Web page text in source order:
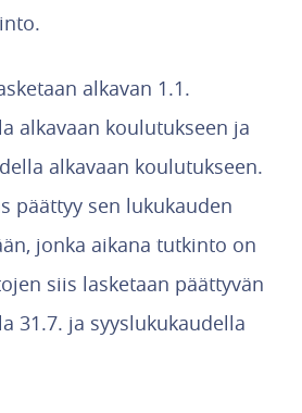
alkavan 1.1.
alkavaan koulutukseen ja
alkavaan koulutukseen.
päättyy sen lukukauden
jonka aikana tutkinto on
siis lasketaan päättyvän
31.7. ja syyslukukaudella